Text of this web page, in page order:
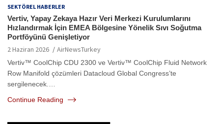
SEKTÖREL HABERLER
Vertiv, Yapay Zekaya Hazır Veri Merkezi Kurulumlarını
Hızlandırmak İçin EMEA Bölgesine Yönelik Sıvı Soğutma
Portföyünü Genişletiyor
2 Haziran 2026 AirNewsTurkey
Vertiv™ CoolChip CDU 2300 ve Vertiv™ CoolChip Fluid Network
Row Manifold çözümleri Datacloud Global Congress’te
sergilenecek.…
Continue Reading